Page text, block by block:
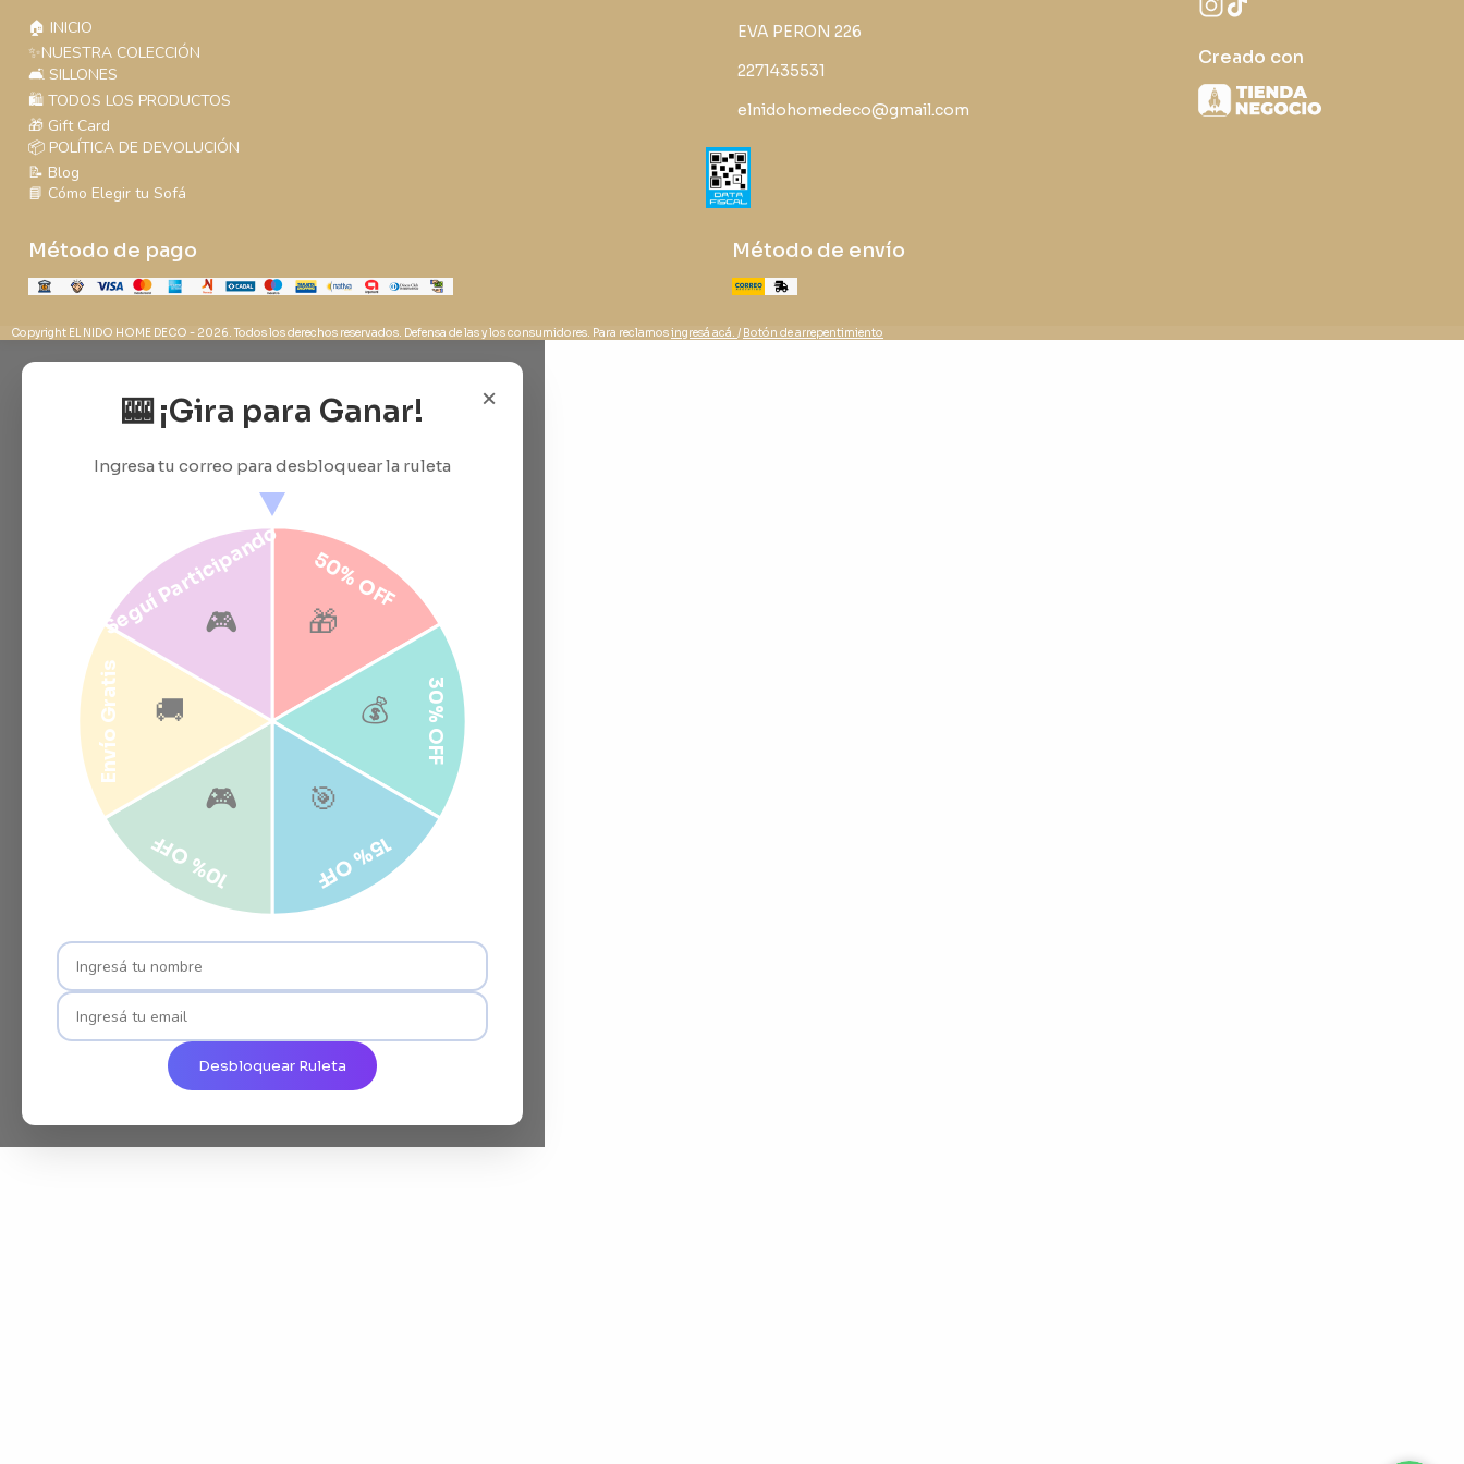
🏠 INICIO
✨NUESTRA COLECCIÓN
🛋️ SILLONES
🛍️ TODOS LOS PRODUCTOS
🎁 Gift Card
📦 POLÍTICA DE DEVOLUCIÓN
📝 Blog
📘 Cómo Elegir tu Sofá
EVA PERON 226
2271435531
elnidohomedeco@gmail.com
Creado con
Método de pago Método de envío
Copyright EL NIDO HOME DECO - 2026. Todos los derechos reservados. Defensa de las y los consumidores. Para reclamosingresá acá. / Botón de arrepentimiento
×
🎰 ¡Gira para Ganar!
Ingresa tu correo para desbloquear la ruleta
50% OFF
🎁
30% OFF
💰
15% OFF
🎯
10% OFF
🎮
Envío Gratis 🚚
Seguí Participando
🎮
Desbloquear Ruleta